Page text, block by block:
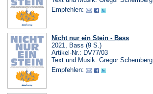
Empfehlen:
Nicht nur ein Stein - Bass
2021, Bass (9 S.)
Artikel-Nr.: DV77/03
Text und Musik: Gregor Schemberg
Empfehlen: